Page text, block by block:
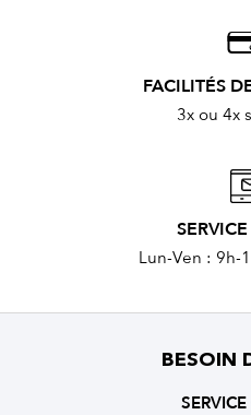
FACILITÉS
3x ou 4x
Lun-Ven : 9h-
BESOIN